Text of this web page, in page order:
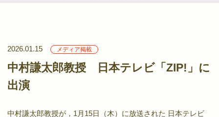
2026.01.15 メディア掲載
中村謙太郎教授 日本テレビ「ZIP!」に
出演
中村謙太郎教授が，1月15日（木）に放送された 日本テレビ